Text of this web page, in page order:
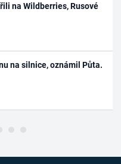
na Wildberries, Rusové
na silnice, oznámil Půta.